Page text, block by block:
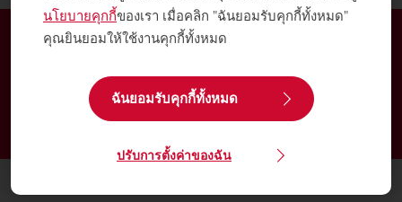
นโยบายคุกกี้ของเรา เมื่อคลิก "ฉันยอมรับคุกกี้ทั้งหมด"
คุณยินยอมให้ใช้งานคุกกี้ทั้งหมด
ฉันยอมรับคุกกี้ทั้งหมด
ปรับการตั้งค่าของฉัน
สั่งซื้อออนไลน์ได้ตลอด 24 ชั่วโมง
จัดส่งตั้งแต่วันจันทร์ถึงวันศุกร์